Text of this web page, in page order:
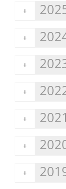
+
+
+
+
+ 2021
+
+